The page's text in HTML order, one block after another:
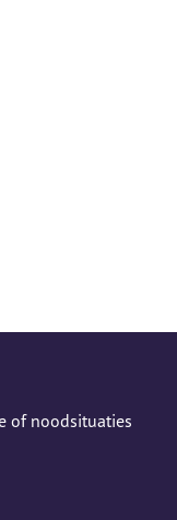
of noodsituaties